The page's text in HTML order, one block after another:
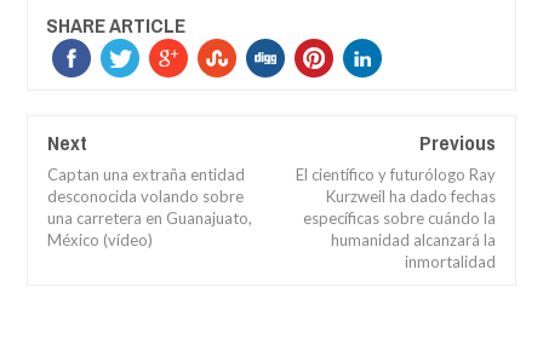
SHARE ARTICLE
Next
Captan una extraña entidad
desconocida volando sobre
una carretera en Guanajuato,
México (vídeo)
Previous
El científico y futurólogo Ray
Kurzweil ha dado fechas
específicas sobre cuándo la
humanidad alcanzará la
inmortalidad